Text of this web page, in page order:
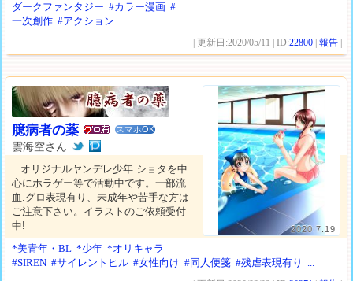
ダークファンタジー #カラー漫画 #
一次創作 #アクション ...
| 更新日:2020/05/11 | ID:22800 |報告
2020.7.19
臆病者の薬 スマホOK
雲海空さん
オリジナルヤンデレ少年.ショタを中
心にホラゲー等で活動中です。一部流
血.グロ表現有り、未成年や苦手な方は
ご注意下さい。イラストのご依頼受付
中!
*美青年・BL *少年 *オリキャラ
#SIREN #サイレントヒル #女性向け #同人便箋 #残虐表現有り ...